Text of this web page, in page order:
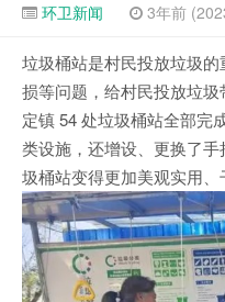
环卫新闻 3年前
垃圾桶站是村民投放垃圾
损等问题，给村民投放垃
定镇 54 处垃圾桶站全部完
类设施，还增设、更换了
圾桶站变得更加美观实用、